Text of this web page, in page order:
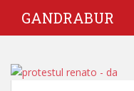
GANDRABUR